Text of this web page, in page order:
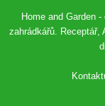
Home and Garden
zahrádkářů. Receptář,